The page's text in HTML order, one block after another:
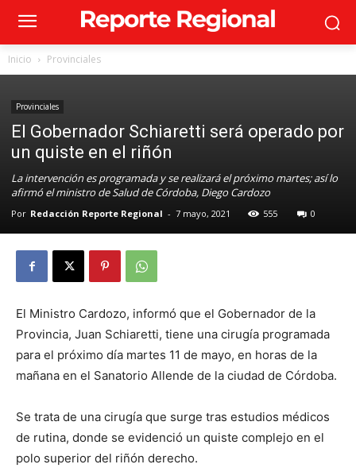
Inicio Provinciales
Provinciales
El Gobernador Schiaretti será operado por
un quiste en el riñón
La intervención es programada y se realizará el próximo martes; así lo
afirmó el ministro de Salud de Córdoba, Diego Cardozo
Por Redacción Reporte Regional - 7 mayo, 2021 555 0
El Ministro Cardozo, informó que el Gobernador de la
Provincia, Juan Schiaretti, tiene una cirugía programada
para el próximo día martes 11 de mayo, en horas de la
mañana en el Sanatorio Allende de la ciudad de Córdoba.
Se trata de una cirugía que surge tras estudios médicos
de rutina, donde se evidenció un quiste complejo en el
polo superior del riñón derecho.